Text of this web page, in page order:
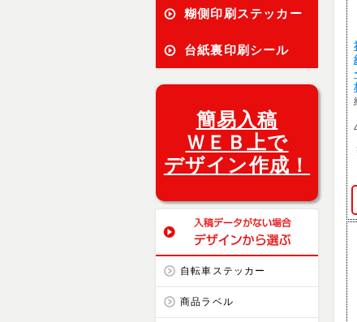
糊側印刷ステッカー
台紙裏印刷シール
簡易入稿
ＷＥＢ上で
デザイン作成！
自転車ステッカー
商品ラベル